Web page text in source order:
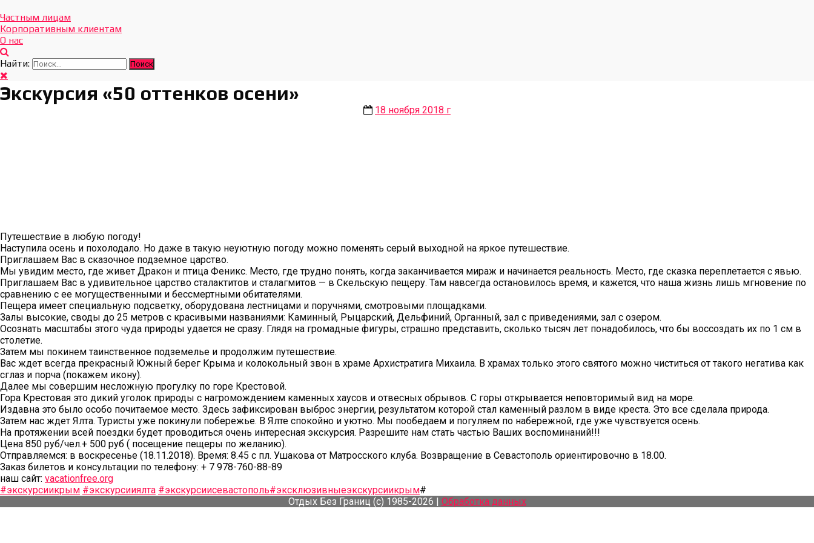
Отдых Без Границ
Эксклюзивные экскурсии по Севастополю и Крыму
Частным лицам
Корпоративным клиентам
О нас
Найти:
Экскурсия «50 оттенков осени»
18 ноября 2018 г
Путешествие в любую погоду!
Наступила осень и похолодало. Но даже в такую неуютную погоду можно поменять серый выходной на яркое путешествие.
Приглашаем Вас в сказочное подземное царство.
Мы увидим место, где живет Дракон и птица Феникс. Место, где трудно понять, когда заканчивается мираж и начинается реальность. Место, где сказка переплетается с явью.
Приглашаем Вас в удивительное царство сталактитов и сталагмитов — в Скельскую пещеру. Там навсегда остановилось время, и кажется, что наша жизнь лишь мгновение по
сравнению с ее могущественными и бессмертными обитателями.
Пещера имеет специальную подсветку, оборудована лестницами и поручнями, смотровыми площадками.
Залы высокие, своды до 25 метров с красивыми названиями: Каминный, Рыцарский, Дельфиний, Органный, зал с приведениями, зал с озером.
Осознать масштабы этого чуда природы удается не сразу. Глядя на громадные фигуры, страшно представить, сколько тысяч лет понадобилось, что бы воссоздать их по 1 см в
столетие.
Затем мы покинем таинственное подземелье и продолжим путешествие.
Вас ждет всегда прекрасный Южный берег Крыма и колокольный звон в храме Архистратига Михаила. В храмах только этого святого можно чиститься от такого негатива как
сглаз и порча (покажем икону).
Далее мы совершим несложную прогулку по горе Крестовой.
Гора Крестовая это дикий уголок природы с нагромождением каменных хаусов и отвесных обрывов. С горы открывается неповторимый вид на море.
Издавна это было особо почитаемое место. Здесь зафиксирован выброс энергии, результатом которой стал каменный разлом в виде креста. Это все сделала природа.
Затем нас ждет Ялта. Туристы уже покинули побережье. В Ялте спокойно и уютно. Мы пообедаем и погуляем по набережной, где уже чувствуется осень.
На протяжении всей поездки будет проводиться очень интересная экскурсия. Разрешите нам стать частью Ваших воспоминаний!!!
Цена 850 руб/чел.+ 500 руб ( посещение пещеры по желанию).
Отправляемся: в воскресенье (18.11.2018). Время: 8.45 с пл. Ушакова от Матросского клуба. Возвращение в Севастополь ориентировочно в 18.00.
Заказ билетов и консультации по телефону: + 7 978-760-88-89
наш сайт: vacationfree.org
#экскурсиикрым #экскурсииялта #экскурсиисевастополь#эксклюзивныеэкскурсиикрым#
Отдых Без Границ (с) 1985-2026 | Обработка данных